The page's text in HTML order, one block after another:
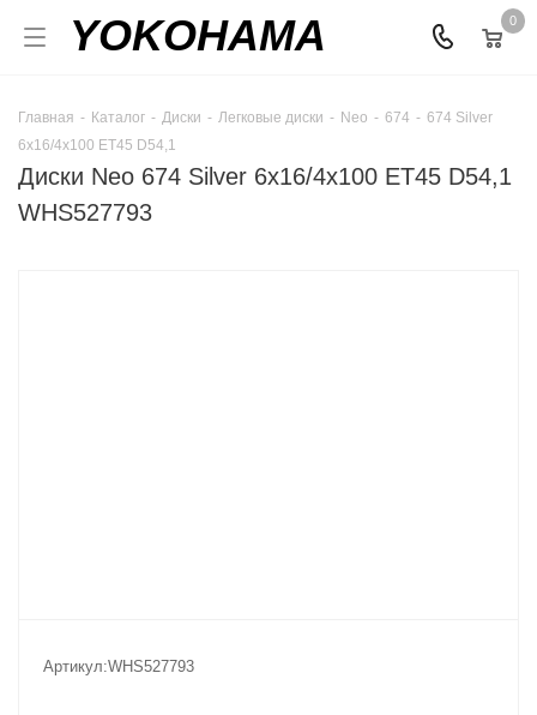
YOKOHAMA 0
Главная - Каталог - Диски - Легковые диски - Neo - 674 - 674 Silver
6x16/4x100 ET45 D54,1
Диски Neo 674 Silver 6x16/4x100 ET45 D54,1
WHS527793
Артикул:WHS527793